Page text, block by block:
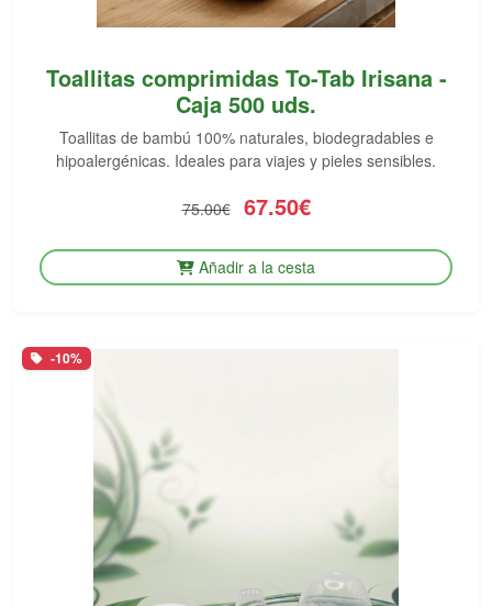
Toallitas comprimidas To-Tab Irisana -
Caja 500 uds.
Toallitas de bambú 100% naturales, biodegradables e
hipoalergénicas. Ideales para viajes y pieles sensibles.
75.00€ 67.50€
Añadir a la cesta
-10%